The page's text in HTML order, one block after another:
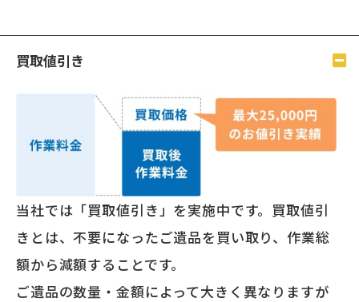
買取値引き
当社では「買取値引き」を実施中です。買取値引
きとは、不要になったご遺品を買い取り、作業総
額から減額することです。
ご遺品の数量・金額によって大きく異なりますが